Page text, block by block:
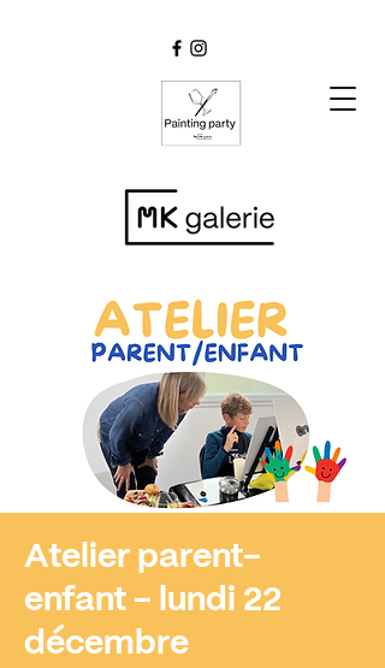
Atelier parent-
enfant - lundi 22
décembre